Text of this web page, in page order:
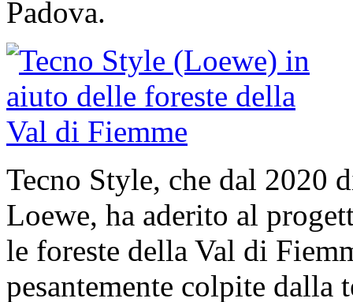
Padova.
Tecno Style, che dal 2020
Loewe, ha aderito al
le foreste della Val di
pesantemente colpite dalla